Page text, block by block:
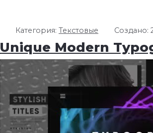
Категория: Текстовые Создано:
Unique Modern